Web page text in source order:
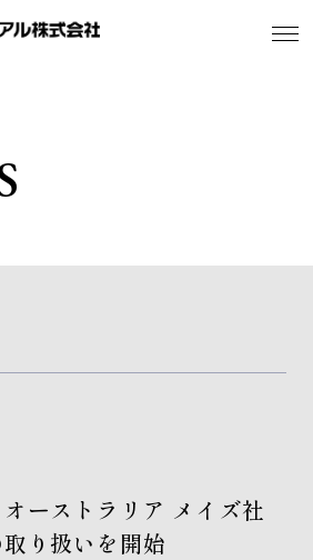
ーストラリア メイズ社
り扱いを開始